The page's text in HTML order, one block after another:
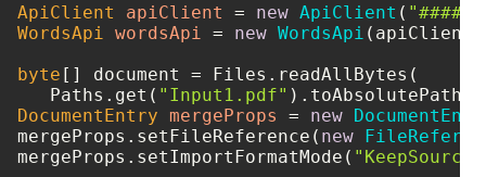
ApiClient
apiClient = new ApiClient ( "####-
WordsApi wordsApi = new WordsApi
byte [] document = Files.readAllBytes(
   Paths.get(
"Input1.pdf"
DocumentEntry mergeProps = new
mergeProps.setFileReference( new
mergeProps.setImportFormatMode(